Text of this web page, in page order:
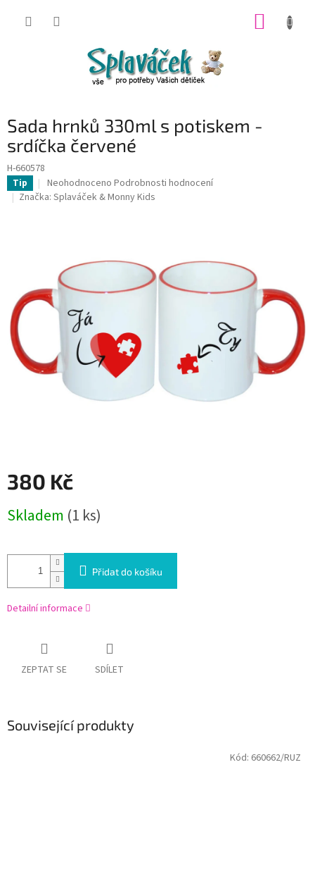
Sada hrnků 330ml s potiskem -
srdíčka červené
H-660578
Tip
Průměrné
hodnocení
hvězdiček.
Neohodnoceno Podrobnosti hodnocení
Značka: Splaváček & Monny Kids
380 Kč
cena:
Skladem (1 ks)
Přidat do košíku
Detailní informace
ZEPTAT SE SDÍLET
Související produkty
Kód: 660662/RUZ